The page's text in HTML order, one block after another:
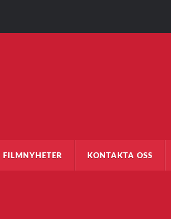
FILMNYHETER KONTAKTA OSS